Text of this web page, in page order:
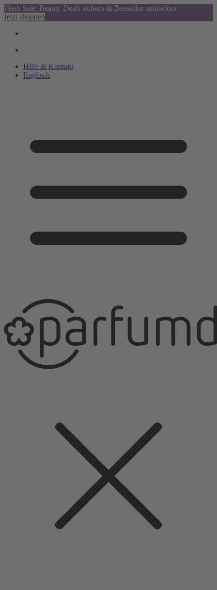
Flash Sale: Beauty Deals sichern & Bestseller entdecken
Jetzt shoppen
Hilfe & Kontakt
Englisch